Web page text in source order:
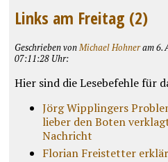
Links am Freitag (2)
Geschrieben vonMichael Hohneram 6.
07:11:28 Uhr:
Hier sind die Lesebefehle für
Jörg Wipplingers
lieber den Boten
Nachricht
Florian Freistetter